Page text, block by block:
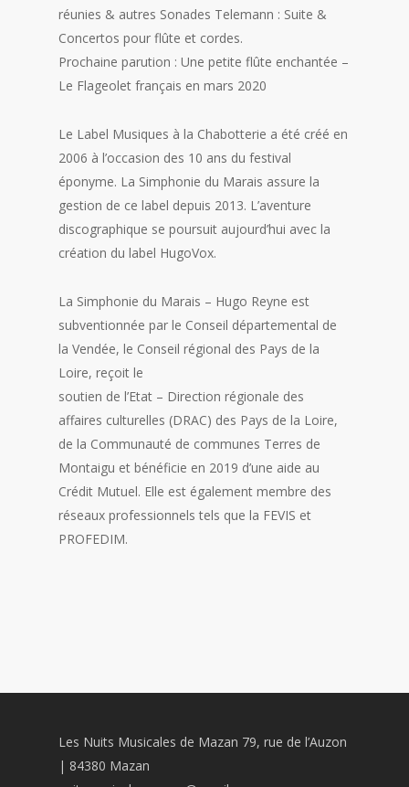
réunies & autres Sonades Telemann : Suite &
Concertos pour flûte et cordes.
Prochaine parution : Une petite flûte enchantée –
Le Flageolet français en mars 2020
Le Label Musiques à la Chabotterie a été créé en
2006 à l’occasion des 10 ans du festival
éponyme. La Simphonie du Marais assure la
gestion de ce label depuis 2013. L’aventure
discographique se poursuit aujourd’hui avec la
création du label HugoVox.
La Simphonie du Marais – Hugo Reyne est
subventionnée par le Conseil départemental de
la Vendée, le Conseil régional des Pays de la
Loire, reçoit le
soutien de l’Etat – Direction régionale des
affaires culturelles (DRAC) des Pays de la Loire,
de la Communauté de communes Terres de
Montaigu et bénéficie en 2019 d’une aide au
Crédit Mutuel. Elle est également membre des
réseaux professionnels tels que la FEVIS et
PROFEDIM.
Les Nuits Musicales de Mazan 79, rue de l’Auzon
| 84380 Mazan